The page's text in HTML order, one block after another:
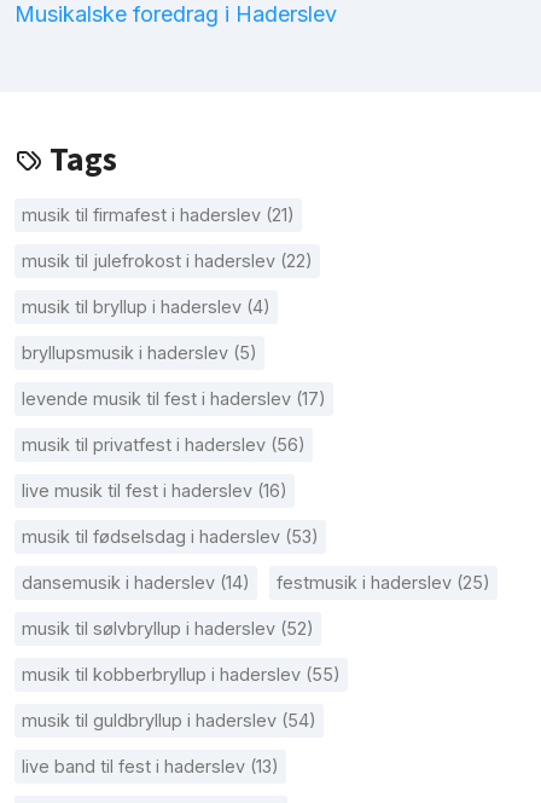
Musikalske foredrag i Haderslev
Tags
musik til firmafest i haderslev (21)
musik til julefrokost i haderslev (22)
musik til bryllup i haderslev (4)
bryllupsmusik i haderslev (5)
levende musik til fest i haderslev (17)
musik til privatfest i haderslev (56)
live musik til fest i haderslev (16)
musik til fødselsdag i haderslev (53)
dansemusik i haderslev (14) festmusik i haderslev (25)
musik til sølvbryllup i haderslev (52)
musik til kobberbryllup i haderslev (55)
musik til guldbryllup i haderslev (54)
live band til fest i haderslev (13)